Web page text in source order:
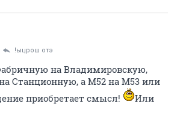
!ыцрош отэ
на Владимировскую,
Станционную, а М52 на М53 или
приобретает смысл!
Или